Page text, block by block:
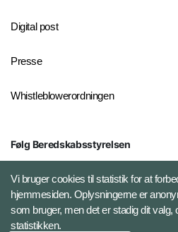
Digital post
Presse
Whistleblowerordningen
Følg Beredskabsstyrelsen
X BRSdk
LinkedIn BRS-profil
Vi bruger cookies til statistik for at
hjemmesiden. Oplysningerne er
som bruger, men det er stadig dit valg,
statistikken.